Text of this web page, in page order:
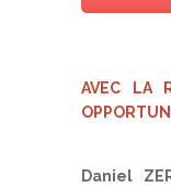
AVEC LA
Daniel